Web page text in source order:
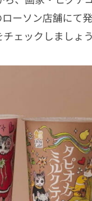
ーソン店舗にて
ェックしましょ